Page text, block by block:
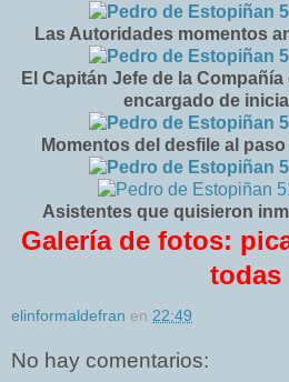
Las Autoridades momentos
El Capitán Jefe de la Compañía
encargado de
Momentos del desfile al
Asistentes que quisieron
Galería de fotos:
todas
elinformaldefran en 22:49
No hay comentarios: